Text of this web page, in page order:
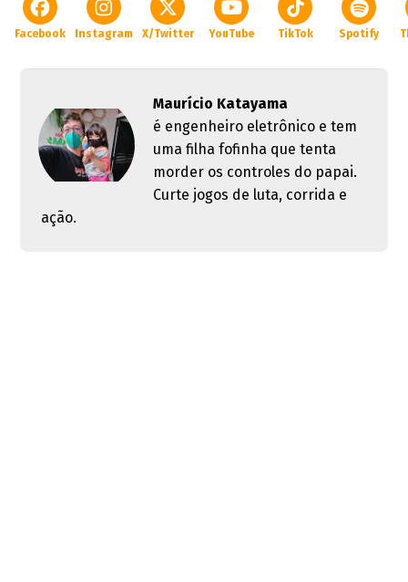
Facebook Instagram X/Twitter YouTube TikTok Spotify
Maurício Katayama
é engenheiro eletrônico e tem
uma filha fofinha que tenta
morder os controles do papai.
Curte jogos de luta, corrida e
ação.